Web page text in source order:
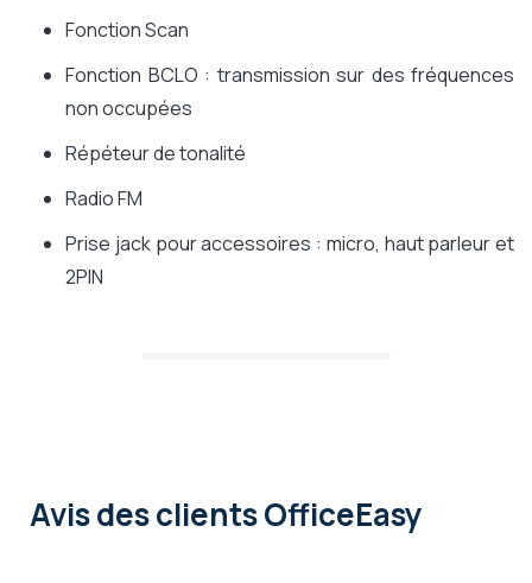
Fonction Scan
Fonction BCLO : transmission sur des fréquences
non occupées
Répéteur de tonalité
Radio FM
Prise jack pour accessoires : micro, haut parleur et
2PIN
Avis des clients OfficeEasy